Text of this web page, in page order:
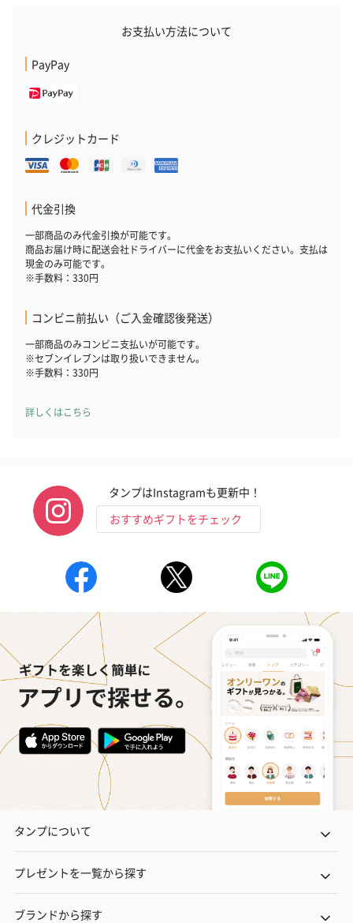
お支払い方法について
PayPay
クレジットカード
代金引換
一部商品のみ代金引換が可能です。
商品お届け時に配送会社ドライバーに代金をお支払いください。支払は
現金のみ可能です。
※手数料：330円
コンビニ前払い（ご入金確認後発送）
一部商品のみコンビニ支払いが可能です。
※セブンイレブンは取り扱いできません。
※手数料：330円
詳しくはこちら
タンプはInstagramも更新中！
おすすめギフトをチェック
タンプについて
プレゼントを一覧から探す
ブランドから探す